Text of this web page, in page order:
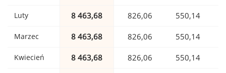
Luty 8 463,68 826,06 550,14
Marzec 8 463,68 826,06 550,14
Kwiecień 8 463,68 826,06 550,14